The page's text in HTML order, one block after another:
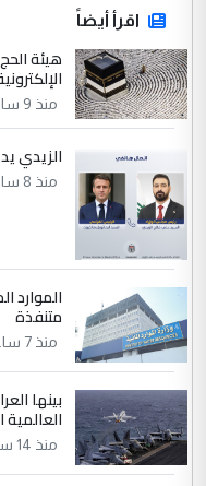
اقرأ أيضاً
هيئة
منذ 9 ساعة
الزيدي
منذ 8 ساعة
متنفذة
منذ 7 ساعة
بينها
العالمية
منذ 14 ساعة